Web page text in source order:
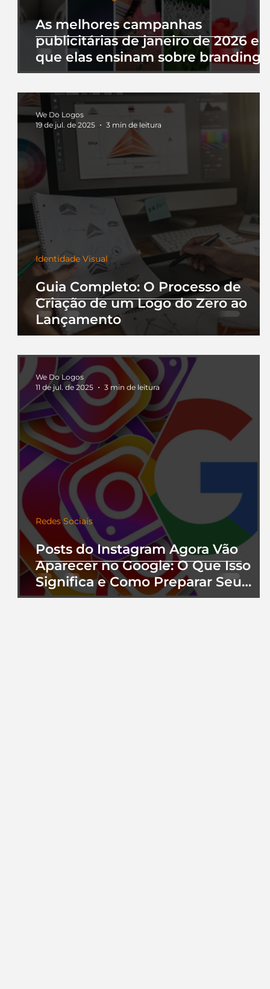
As melhores campanhas
publicitárias de janeiro de 2026 e
que elas ensinam sobre branding
Guia Completo: O Processo de
Criação de um Logo do Zero ao
Lançamento
Identidade Visual
We Do Logos
19 de jul. de 2025
3 min de leitura
Posts do Instagram Agora Vão
Aparecer no Google: O Que Isso
Significa e Como Preparar Seu
Perfil
Redes Sociais
We Do Logos
11 de jul. de 2025
3 min de leitura